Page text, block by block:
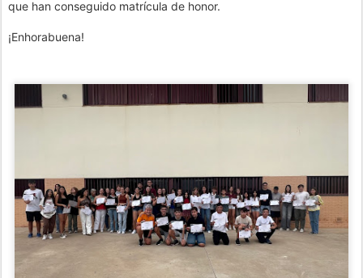
que han conseguido matrícula de honor.
¡Enhorabuena!